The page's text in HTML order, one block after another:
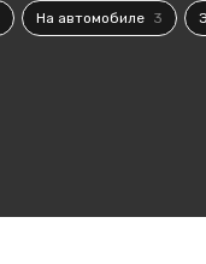
На автомобиле 3